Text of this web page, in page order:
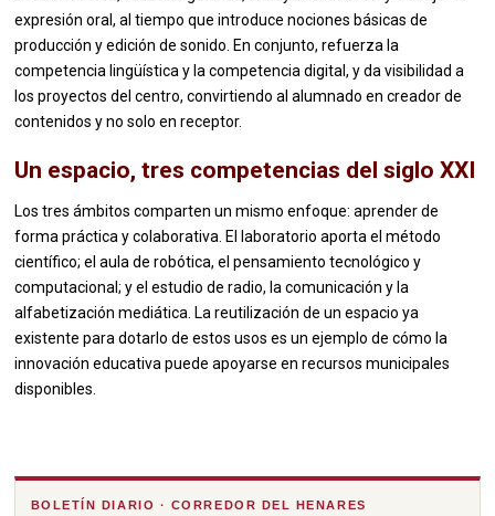
expresión oral, al tiempo que introduce nociones básicas de
producción y edición de sonido. En conjunto, refuerza la
competencia lingüística y la competencia digital, y da visibilidad a
los proyectos del centro, convirtiendo al alumnado en creador de
contenidos y no solo en receptor.
Un espacio, tres competencias del siglo XXI
Los tres ámbitos comparten un mismo enfoque: aprender de
forma práctica y colaborativa. El laboratorio aporta el método
científico; el aula de robótica, el pensamiento tecnológico y
computacional; y el estudio de radio, la comunicación y la
alfabetización mediática. La reutilización de un espacio ya
existente para dotarlo de estos usos es un ejemplo de cómo la
innovación educativa puede apoyarse en recursos municipales
disponibles.
BOLETÍN DIARIO · CORREDOR DEL HENARES